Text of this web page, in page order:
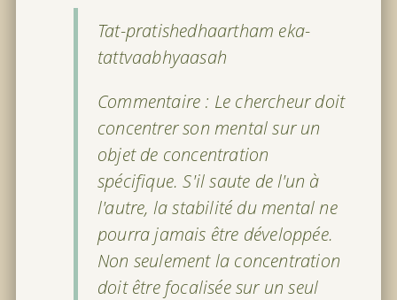
Tat-pratishedhaartham eka-
tattvaabhyaasah
Commentaire : Le chercheur doit
concentrer son mental sur un
objet de concentration
spécifique. S'il saute de l'un à
l'autre, la stabilité du mental ne
pourra jamais être développée.
Non seulement la concentration
doit être focalisée sur un seul